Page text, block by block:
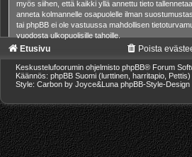
myös siihen, että kaikki yllä annettu tieto
anneta kolmannelle osapuolelle ilman
tai phpBB ei ole vastuussa mahdollisen
vuodosta ulkopuolisille tahoille.
Etusivu Poista
Keskustelufoorumin ohjelmisto phpBB® Forum
Käännös: phpBB Suomi (lurttinen, harritapio, Pettis)
Style: Carbon by Joyce&Luna phpBB-Style-Design